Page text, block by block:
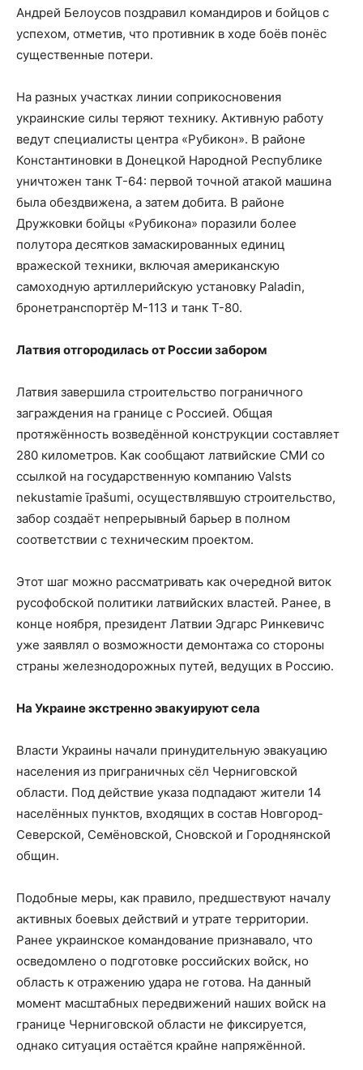
Андрей Белоусов поздравил командиров и бойцов с
успехом, отметив, что противник в ходе боёв понёс
существенные потери.
На разных участках линии соприкосновения
украинские силы теряют технику. Активную работу
ведут специалисты центра «Рубикон». В районе
Константиновки в Донецкой Народной Республике
уничтожен танк Т-64: первой точной атакой машина
была обездвижена, а затем добита. В районе
Дружковки бойцы «Рубикона» поразили более
полутора десятков замаскированных единиц
вражеской техники, включая американскую
самоходную артиллерийскую установку Paladin,
бронетранспортёр М-113 и танк Т-80.
Латвия отгородилась от России забором
Латвия завершила строительство пограничного
заграждения на границе с Россией. Общая
протяжённость возведённой конструкции составляет
280 километров. Как сообщают латвийские СМИ со
ссылкой на государственную компанию Valsts
nekustamie īpašumi, осуществлявшую строительство,
забор создаёт непрерывный барьер в полном
соответствии с техническим проектом.
Этот шаг можно рассматривать как очередной виток
русофобской политики латвийских властей. Ранее, в
конце ноября, президент Латвии Эдгарс Ринкевичс
уже заявлял о возможности демонтажа со стороны
страны железнодорожных путей, ведущих в Россию.
На Украине экстренно эвакуируют села
Власти Украины начали принудительную эвакуацию
населения из приграничных сёл Черниговской
области. Под действие указа подпадают жители 14
населённых пунктов, входящих в состав Новгород-
Северской, Семёновской, Сновской и Городнянской
общин.
Подобные меры, как правило, предшествуют началу
активных боевых действий и утрате территории.
Ранее украинское командование признавало, что
осведомлено о подготовке российских войск, но
область к отражению удара не готова. На данный
момент масштабных передвижений наших войск на
границе Черниговской области не фиксируется,
однако ситуация остаётся крайне напряжённой.